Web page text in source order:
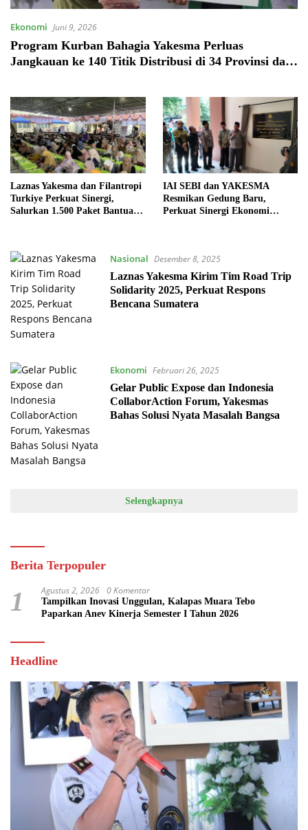
Ekonomi Juni 9, 2026
Program Kurban Bahagia Yakesma Perluas
Jangkauan ke 140 Titik Distribusi di 34 Provinsi dan
Laznas Yakesma dan Filantropi
Turkiye Perkuat Sinergi,
Salurkan 1.500 Paket Bantuan
IAI SEBI dan YAKESMA
Resmikan Gedung Baru,
Perkuat Sinergi Ekonomi
Nasional Desember 8, 2025
Laznas Yakesma Kirim Tim Road Trip
Solidarity 2025, Perkuat Respons
Bencana Sumatera
Ekonomi Februari 26, 2025
Gelar Public Expose dan Indonesia
CollaborAction Forum, Yakesmas
Bahas Solusi Nyata Masalah Bangsa
Selengkapnya
Berita Terpopuler
1 Agustus 2, 2026 0 Komentar
Tampilkan Inovasi Unggulan, Kalapas Muara Tebo
Paparkan Anev Kinerja Semester I Tahun 2026
Headline